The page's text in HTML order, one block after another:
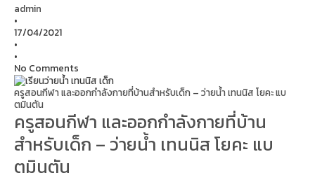
admin
•
17/04/2021
•
•
No Comments
ครูสอนกีฬา และออกกำลังกายที่บ้านสำหรับเด็ก – ว่ายน้ำ เทนนิส โยคะ แบ
ตมินตัน
ครูสอนกีฬา และออกกำลังกายที่บ้าน
สำหรับเด็ก – ว่ายน้ำ เทนนิส โยคะ แบ
ตมินตัน